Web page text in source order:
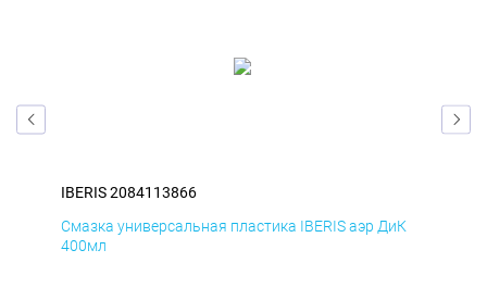
IBERIS 2084113866
Смазка универсальная пластика IBERIS аэр ДиК
400мл